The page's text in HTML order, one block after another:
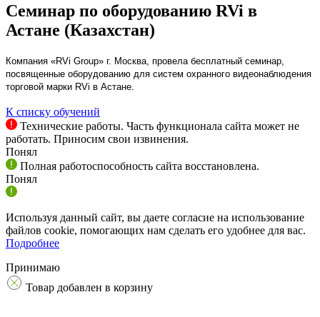
Семинар по оборудованию RVi в
Астане (Казахстан)
Компания «RVi Group» г. Москва, провела бесплатный семинар,
посвященные оборудованию для систем охранного видеонаблюдения
торговой марки RVi в Астане.
К списку обучений
Технические работы. Часть функционала сайта может не
работать. Приносим свои извинения.
Понял
Полная работоспособность сайта восстановлена.
Понял
Используя данный сайт, вы даете согласие на использование
файлов cookie, помогающих нам сделать его удобнее для вас.
Подробнее
Принимаю
Товар добавлен в корзину